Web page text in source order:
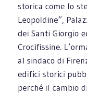
storica come lo
Leopoldine”,
dei Santi Giorgio
Crocifissine.
al sindaco di
edifici storici
perché il cambio